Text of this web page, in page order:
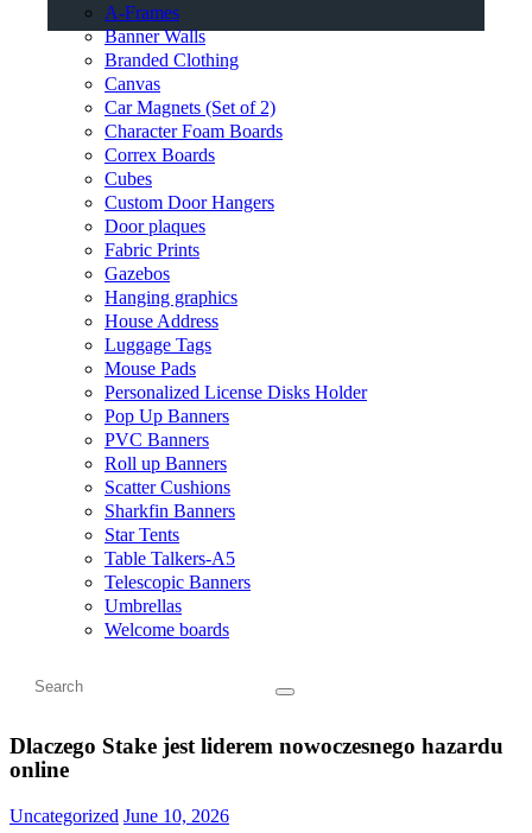
A-Frames
Banner Walls
Branded Clothing
Canvas
Car Magnets (Set of 2)
Character Foam Boards
Correx Boards
Cubes
Custom Door Hangers
Door plaques
Fabric Prints
Gazebos
Hanging graphics
House Address
Luggage Tags
Mouse Pads
Personalized License Disks Holder
Pop Up Banners
PVC Banners
Roll up Banners
Scatter Cushions
Sharkfin Banners
Star Tents
Table Talkers-A5
Telescopic Banners
Umbrellas
Welcome boards
Dlaczego Stake jest liderem nowoczesnego hazardu
online
Uncategorized June 10, 2026